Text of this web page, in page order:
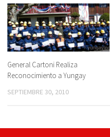
General Cartoni Realiza
Reconocimiento a Yungay
SEPTIEMBRE 30, 2010